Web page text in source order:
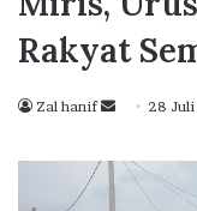
Rakyat
Zal hanif
n
28